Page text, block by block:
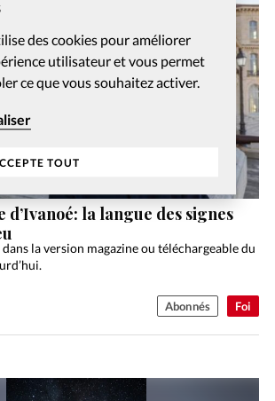
des cookies pour améliorer
utilisateur et vous permet
ce que vous souhaitez activer.
TOUT
Foi
d’Ivanoé: la langue des signes
la version magazine ou téléchargeable du
Abonnés